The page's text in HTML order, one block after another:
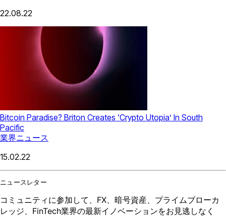
22.08.22
Bitcoin Paradise? Briton Creates ‘Crypto Utopia’ In South
Pacific
業界ニュース
15.02.22
ニュースレター
コミュニティに参加して、FX、暗号資産、プライムブローカ
レッジ、FinTech業界の最新イノベーションをお見逃しなく